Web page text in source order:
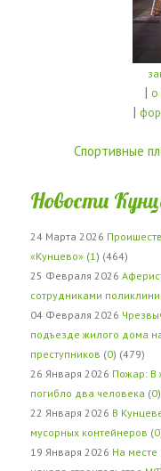
| о
|
Спортивные
Новости
24 Марта 2026
«Кунцево» (1 ) (464)
25 Февраля 2026
сотрудниками
04 Февраля 2026
подъезде жилого дома
преступников (0) (479)
26 Января 2026 Пожар: В
погибло два человека (0
22 Января 2026 В
мусорных контейнеров (0
19 Января 2026 На месте